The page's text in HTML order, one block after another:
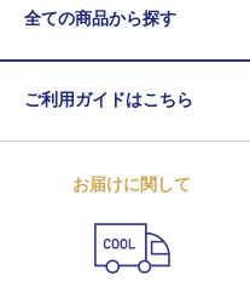
全ての商品から探す
ご利用ガイドはこちら
お届けに関して